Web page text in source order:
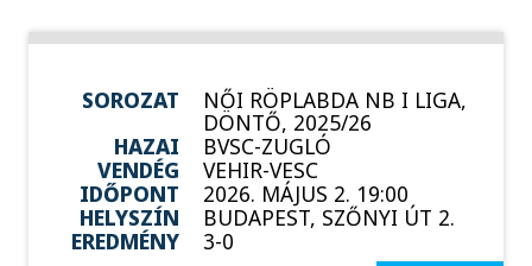
SOROZAT NŐI RÖPLABDA NB I LIGA,
DÖNTŐ, 2025/26
HAZAI
BVSC-ZUGLÓ
VENDÉG
VEHIR-VESC
IDŐPONT
2026. MÁJUS 2. 19:00
HELYSZÍN
BUDAPEST, SZŐNYI ÚT 2.
EREDMÉNY
3-0